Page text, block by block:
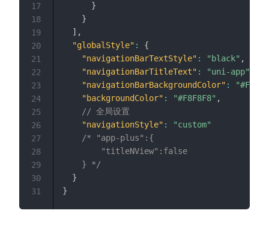
}
}
] ,
"globalStyle" :
{
"navigationBarTextStyle" : "black" ,
"navigationBarTitleText" : "uni-app"
"navigationBarBackgroundColor" :
"backgroundColor" : "#F8F8F8" ,
// 全局设置
"navigationStyle" :
"custom"
/* "app-plus":{
    } */
}
}
17
18
19
20
21
22
23
24
25
26
27
28
29
30
31